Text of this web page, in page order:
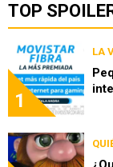
TOP
1
LA